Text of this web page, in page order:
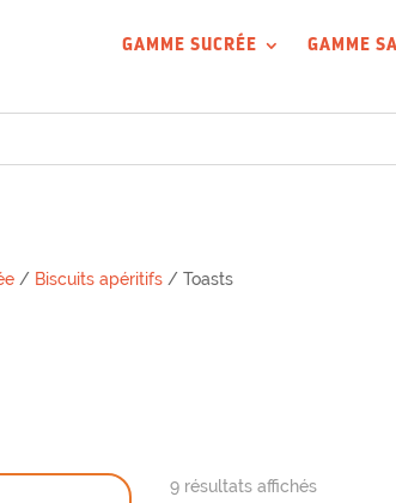
GAMME SUCRÉE GAMME
/ Biscuits apéritifs / Toasts
9 résultats affichés